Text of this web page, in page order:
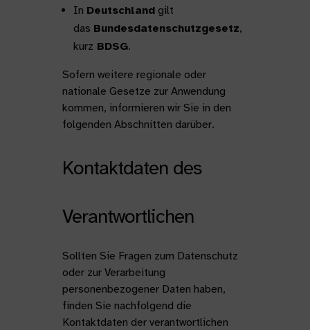
In Deutschlandgilt
das Bundesdatenschutzgesetz,
kurz BDSG.
Sofern weitere regionale oder
nationale Gesetze zur Anwendung
kommen, informieren wir Sie in den
folgenden Abschnitten darüber.
Kontaktdaten des
Verantwortlichen
Sollten Sie Fragen zum Datenschutz
oder zur Verarbeitung
personenbezogener Daten haben,
finden Sie nachfolgend die
Kontaktdaten der verantwortlichen